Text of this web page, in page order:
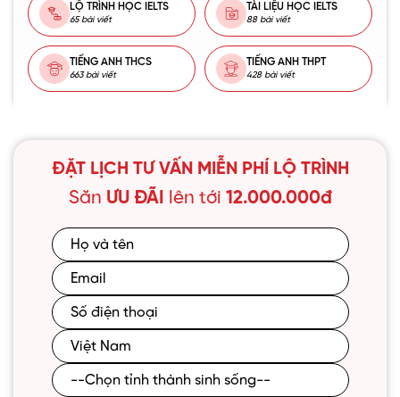
LỘ TRÌNH HỌC IELTS
65 bài viết
TÀI LIỆU HỌC IELTS
88 bài viết
TIẾNG ANH THCS
663 bài viết
TIẾNG ANH THPT
428 bài viết
ĐẶT LỊCH TƯ VẤN MIỄN PHÍ LỘ TRÌNH
Săn ƯU ĐÃI lên tới 12.000.000đ